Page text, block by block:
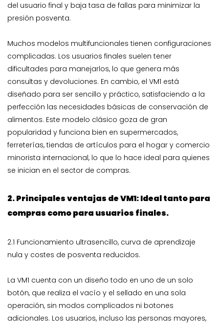
del usuario final y baja tasa de fallas para minimizar la
presión posventa.
Muchos modelos multifuncionales tienen configuraciones
complicadas. Los usuarios finales suelen tener
dificultades para manejarlos, lo que genera más
consultas y devoluciones. En cambio, el VM1 está
diseñado para ser sencillo y práctico, satisfaciendo a la
perfección las necesidades básicas de conservación de
alimentos. Este modelo clásico goza de gran
popularidad y funciona bien en supermercados,
ferreterías, tiendas de artículos para el hogar y comercio
minorista internacional, lo que lo hace ideal para quienes
se inician en el sector de compras.
2. Principales ventajas de VM1: Ideal tanto para
compras como para usuarios finales.
2.1 Funcionamiento ultrasencillo, curva de aprendizaje
nula y costes de posventa reducidos.
La VM1 cuenta con un diseño todo en uno de un solo
botón, que realiza el vacío y el sellado en una sola
operación, sin modos complicados ni botones
adicionales. Los usuarios, incluso las personas mayores,